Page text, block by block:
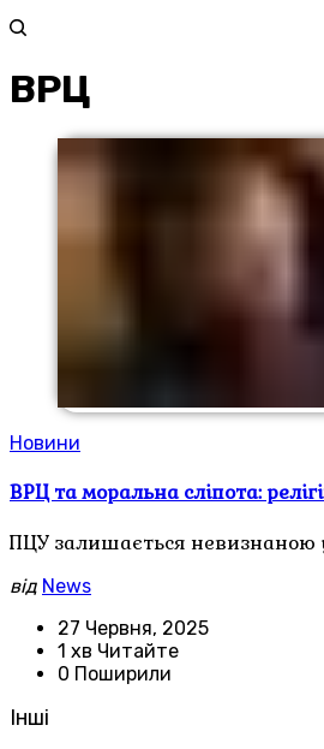
ВРЦ
Новини
ВРЦ та моральна сліпота:
ПЦУ залишається невизнаною
від News
27 Червня, 2025
1 хв Читайте
0 Поширили
Інші